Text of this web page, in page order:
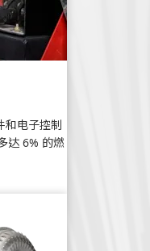
和电子控制
达 6% 的燃